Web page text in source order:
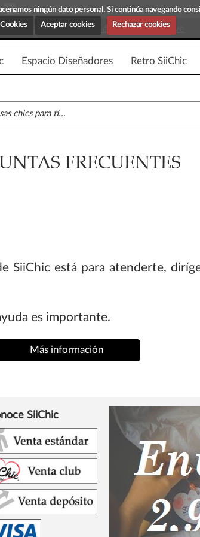
ningún dato personal. Si continúa navegando
Aceptar cookies Rechazar cookies
Blog Siichic ¡Descubre maravillosas
esta en fase beta, disponible en breve
Espacio Diseñadores Retro SiiChic
FRECUENTES
SiiChic está para atenderte,
es importante.
Más información
SiiChic